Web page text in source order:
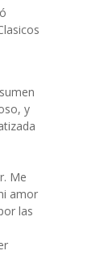
y
Me
amor
las